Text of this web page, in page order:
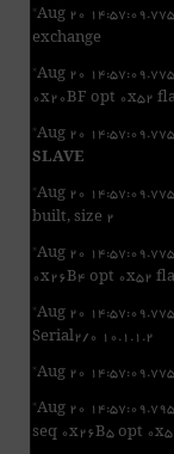
*Aug 20
exchange
*Aug 20
0x20BF opt 0x52
*Aug 20
SLAVE
*Aug 20
built, size 2
*Aug 20
0x26B4 opt 0x52
*Aug 20
Serial2/0 10.1.1.2
*Aug 20
*Aug 20
seq 0x26B5 opt